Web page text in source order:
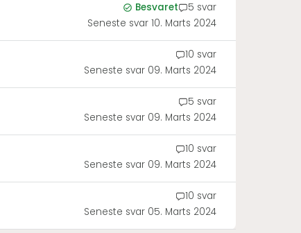
Besvaret
5 svar
Seneste svar 10. Marts 2024
10 svar
Seneste svar 09. Marts 2024
5 svar
Seneste svar 09. Marts 2024
10 svar
Seneste svar 09. Marts 2024
10 svar
Seneste svar 05. Marts 2024